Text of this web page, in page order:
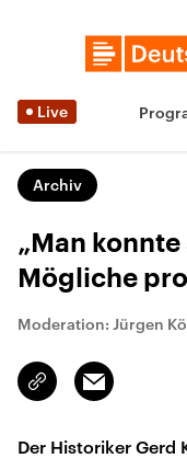
Live
Archiv
„Man
Mögliche
Moderation: Jürgen
Link
kopieren/teilen
Email
Der Historiker Gerd